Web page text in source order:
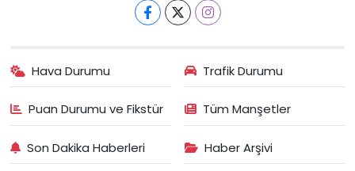
Hava Durumu Trafik Durumu
Puan Durumu ve Fikstür Tüm Manşetler
Son Dakika Haberleri Haber Arşivi